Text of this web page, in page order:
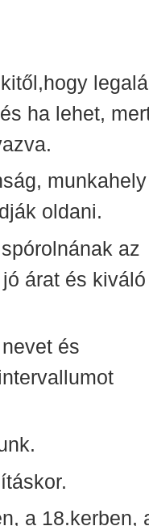
ha lehet,
munkahely
oldani.
az
árat és kiváló
és
a 18.kerben,